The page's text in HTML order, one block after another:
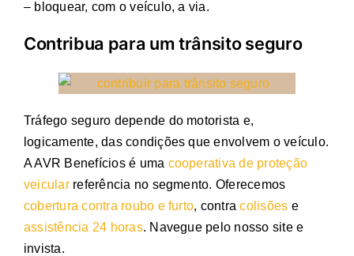
– bloquear, com o veículo, a via.
Contribua para um trânsito seguro
Tráfego seguro depende do motorista e,
logicamente, das condições que envolvem o veículo.
A AVR Benefícios é uma cooperativa de proteção
veicularreferência no segmento. Oferecemos
cobertura contra roubo e furto, contracolisões e
assistência 24 horas. Navegue pelo nosso site e
invista.